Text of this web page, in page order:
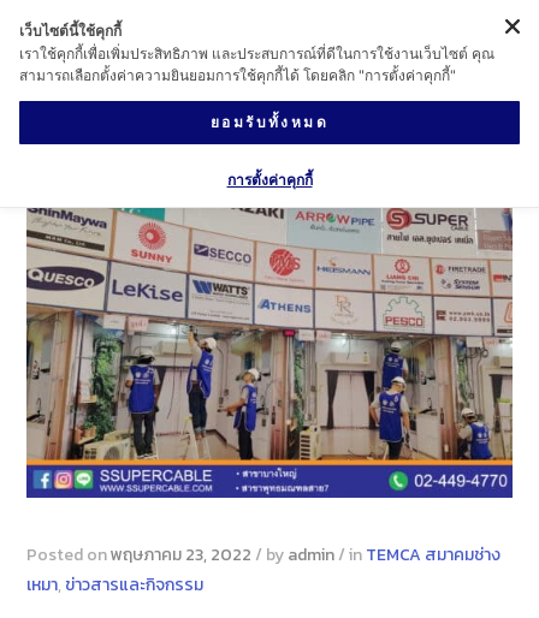
Posted onพฤษภาคม 23, 2022 / byadmin/ inTEMCA สมาคมช่าง
เหมา, ข่าวสารและกิจกรรม
เว็บไซต์นี้ใช้คุกกี้
เราใช้คุกกี้เพื่อเพิ่มประสิทธิภาพ และประสบการณ์ที่ดีในการใช้งานเว็บไซต์ คุณ
สามารถเลือกตั้งค่าความยินยอมการใช้คุกกี้ได้ โดยคลิก "การตั้งค่าคุกกี้"
ยอมรับทั้งหมด
การตั้งค่าคุกกี้